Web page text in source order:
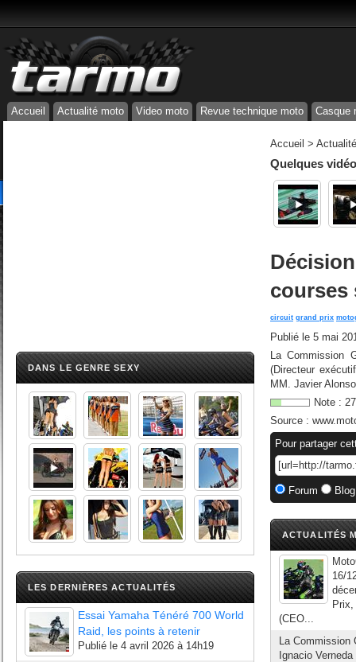
Accueil Actualité moto Video moto Revue technique moto Casque
DANS LE GENRE SEXY
LES DERNIÈRES ACTUALITÉS
Essai Yamaha Ténéré 700 World
Raid, les points à retenir
Publié le 4 avril 2026 à 14h19
Accueil >
Quelques
courses
circuit grand prix
Publié le 5 mai
La Commission
(Directeur
MM. Javier
Note : 27
Source :
Pour partager
Forum
ACTUALITÉS
16/
(CEO...
La Commission
Ignacio